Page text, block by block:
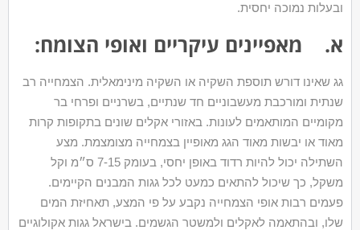
ובעלות נמוכה יחסית.
א. מאפיינים עיקריים ואופי הצומח:
גג שאינו דורש תוספת השקיה או השקיה מינימאלית. הצמחייה רב
שנתית ומורכבת מעשבוניים חד שנתיים, בשרניים ופרחי בר
מקומיים המותאמים לעונות. באזורי אקלים שונים בתקופות קרות
מאוד או יבשות מאוד הגג מאופיין בצמחייה מצומצמת. מצע
השתילה יכול להיות רדוד באופן יחסי, בעומק 7-15 ס״מ וקל
משקל, כך שיכול להתאים כמעט לכל גגות המבנים הקיימים.
פעמים רבות אופי הצמחייה נקבע על פי המצע, תאחיזת המים
שלו, ובהתאמה לאקלים ולמשטר הגשמים. בישראל גגות אקולוגיים